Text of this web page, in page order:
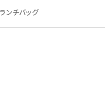
ランチバッグ